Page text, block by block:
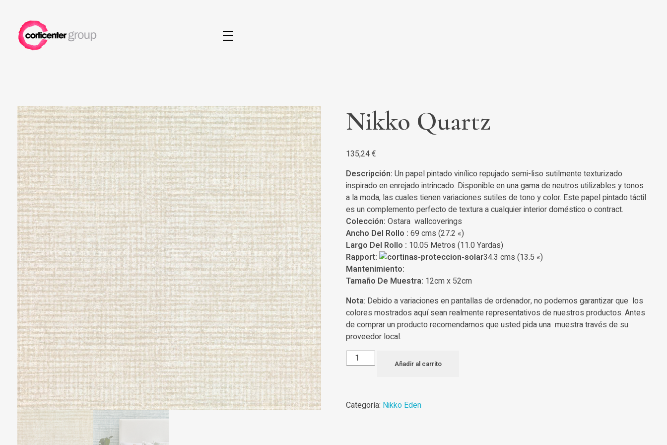
Nikko Quartz
135,24€
Descripción:Un papel pintado vinílico repujado semi-liso sutilmente texturizado
inspirado en enrejado intrincado. Disponible en una gama de neutros utilizables y tonos
a la moda, las cuales tienen variaciones sutiles de tono y color. Este papel pintado táctil
es un complemento perfecto de textura a cualquier interior doméstico o contract.
Colección:Ostara wallcoverings
Ancho Del Rollo : 69 cms (27.2 «)
Largo Del Rollo : 10.05 Metros (11.0 Yardas)
Rapport:
34.3 cms (13.5 «)
Mantenimiento:
Tamaño De Muestra: 12cm x 52cm
Nota: Debido a variaciones en pantallas de ordenador, no podemos garantizar que los
colores mostrados aquí sean realmente representativos de nuestros productos. Antes
de comprar un producto recomendamos que usted pida una muestra través de su
proveedor local.
Añadir al carrito
Categoría: Nikko Eden